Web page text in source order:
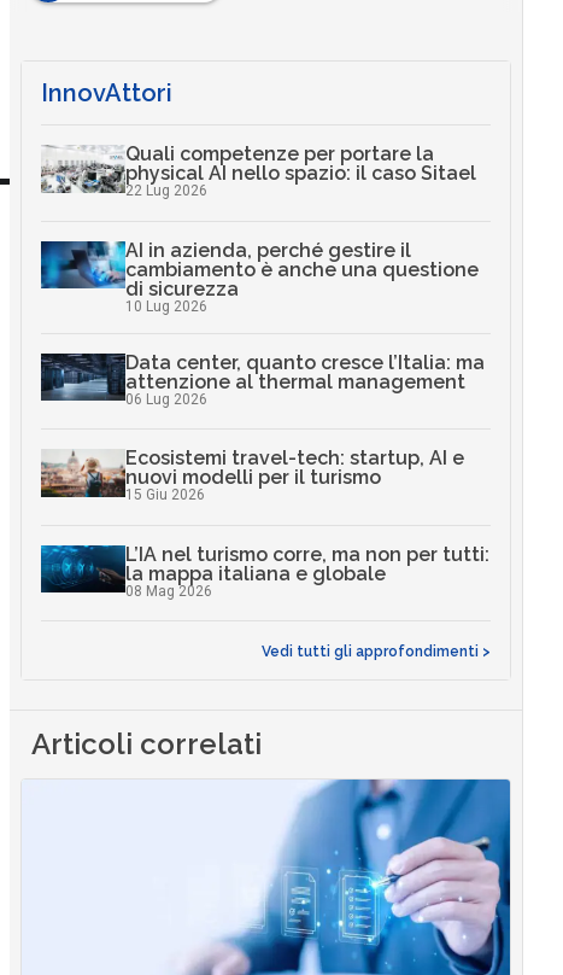
InnovAttori
Quali competenze per portare la
physical AI nello spazio: il caso Sitael
22 Lug 2026
AI in azienda, perché gestire il
cambiamento è anche una questione
di sicurezza
10 Lug 2026
Data center, quanto cresce l’Italia: ma
attenzione al thermal management
06 Lug 2026
Ecosistemi travel-tech: startup, AI e
nuovi modelli per il turismo
15 Giu 2026
L’IA nel turismo corre, ma non per tutti:
la mappa italiana e globale
08 Mag 2026
Vedi tutti gli approfondimenti >
Articoli correlati